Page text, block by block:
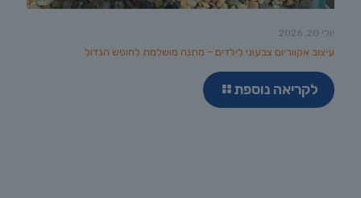
יולי 20, 2026
עיצוב אקווריום צבעוני לילדים – מתנה מושלמת לחופש הגדול
לקריאה נוספת